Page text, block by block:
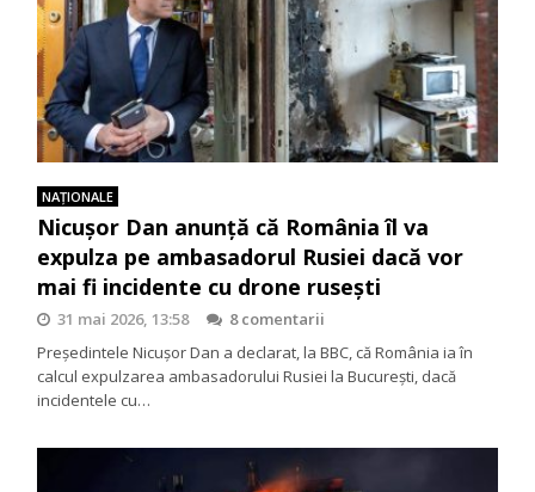
NAŢIONALE
Nicușor Dan anunță că România îl va
expulza pe ambasadorul Rusiei dacă vor
mai fi incidente cu drone rusești
31 mai 2026, 13:58
8 comentarii
Președintele Nicușor Dan a declarat, la BBC, că România ia în
calcul expulzarea ambasadorului Rusiei la București, dacă
incidentele cu…